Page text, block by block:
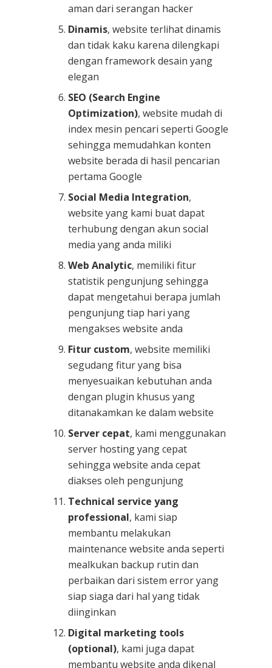
aman dari serangan hacker
Dinamis, website terlihat dinamis
dan tidak kaku karena dilengkapi
dengan framework desain yang
elegan
SEO (Search Engine
Optimization), website mudah di
index mesin pencari seperti Google
sehingga memudahkan konten
website berada di hasil pencarian
pertama Google
Social Media Integration,
website yang kami buat dapat
terhubung dengan akun social
media yang anda miliki
Web Analytic, memiliki fitur
statistik pengunjung sehingga
dapat mengetahui berapa jumlah
pengunjung tiap hari yang
mengakses website anda
Fitur custom, website memiliki
segudang fitur yang bisa
menyesuaikan kebutuhan anda
dengan plugin khusus yang
ditanakamkan ke dalam website
Server cepat, kami menggunakan
server hosting yang cepat
sehingga website anda cepat
diakses oleh pengunjung
Technical service yang
professional, kami siap
membantu melakukan
maintenance website anda seperti
mealkukan backup rutin dan
perbaikan dari sistem error yang
siap siaga dari hal yang tidak
diinginkan
Digital marketing tools
(optional), kami juga dapat
membantu website anda dikenal